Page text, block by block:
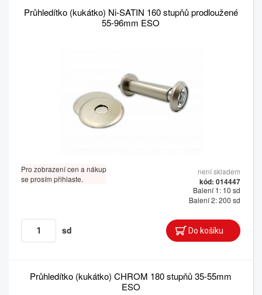
Průhledítko (kukátko) Ni-SATIN 160 stupňů prodloužené
55-96mm ESO
Pro zobrazení cen a nákup
se prosím přihlaste.
není skladem
kód: 014447
Balení 1: 10 sd
Balení 2: 200 sd
sd
Průhledítko (kukátko) CHROM 180 stupňů 35-55mm
ESO